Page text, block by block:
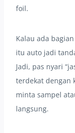
foil.
Kalau ada
itu auto jadi
Jadi, pas nyari
terdekat dengan
minta sampel
langsung.